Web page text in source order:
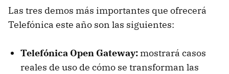
Las tres demos más importantes que ofrecerá
Telefónica este año son las siguientes:
Telefónica Open Gateway: mostrará casos
reales de uso de cómo se transforman las